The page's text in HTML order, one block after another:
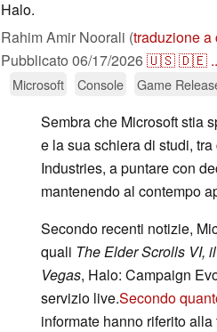
Halo.
Rahim Amir Noorali (traduzione a
Pubblicato 06/17/2026🇺🇸🇩🇪
Microsoft Console Game
Sembra che Microsoft stia
e la sua schiera di studi,
Industries, a puntare con
mantenendo al contempo
Secondo recenti notizie,
quali The Elder Scrolls VI,
Vegas, Halo: Campaign
servizio live.Secondo
informate hanno riferito